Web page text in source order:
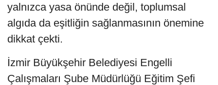
yalnızca yasa önünde değil, toplumsal
algıda da eşitliğin sağlanmasının önemine
dikkat çekti.
İzmir Büyükşehir Belediyesi Engelli
Çalışmaları Şube Müdürlüğü Eğitim Şefi